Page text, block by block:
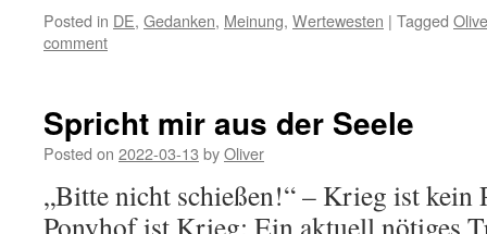
Posted in DE, Gedanken, Meinung, Wertewesten | Tagged
comment
Spricht mir aus der Seele
Posted on 2022-03-13 byOliver
„Bitte nicht schießen!“ – Krieg ist kein
Ponyhof ist Krieg: Ein aktuell nötiges